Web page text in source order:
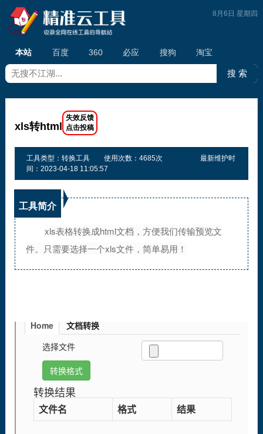
本站 百度 360 必应 搜狗 淘宝
8月6日 星期四
xls转html
工具类型：转换工具 使用次数：4685次
最新维护时
间：2023-04-18 11:05:57
工具简介
xls表格转换成html文档，方便我们传输预览文
件。只需要选择一个xls文件，简单易用！